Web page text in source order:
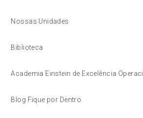
Nossas Unidades
Biblioteca
Academia Einstein de Excelência
Blog Fique por Dentro